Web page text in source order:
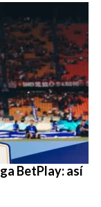
BetPlay: así